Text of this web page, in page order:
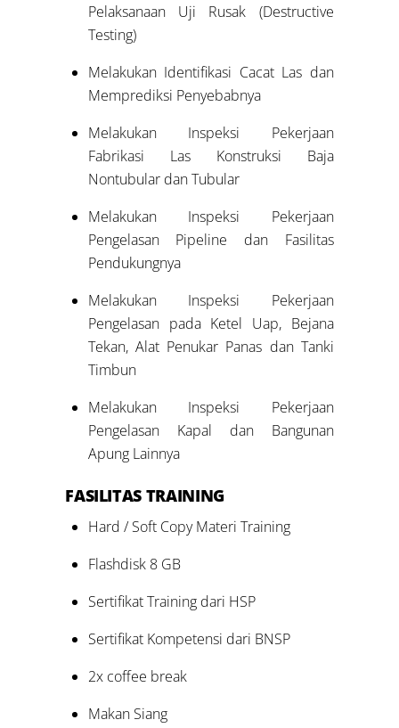
Pelaksanaan Uji Rusak (Destructive
Testing)
Melakukan Identifikasi Cacat Las dan
Memprediksi Penyebabnya
Melakukan Inspeksi Pekerjaan
Fabrikasi Las Konstruksi Baja
Nontubular dan Tubular
Melakukan Inspeksi Pekerjaan
Pengelasan Pipeline dan Fasilitas
Pendukungnya
Melakukan Inspeksi Pekerjaan
Pengelasan pada Ketel Uap, Bejana
Tekan, Alat Penukar Panas dan Tanki
Timbun
Melakukan Inspeksi Pekerjaan
Pengelasan Kapal dan Bangunan
Apung Lainnya
FASILITAS TRAINING
Hard / Soft Copy Materi Training
Flashdisk 8 GB
Sertifikat Training dari HSP
Sertifikat Kompetensi dari BNSP
2x coffee break
Makan Siang